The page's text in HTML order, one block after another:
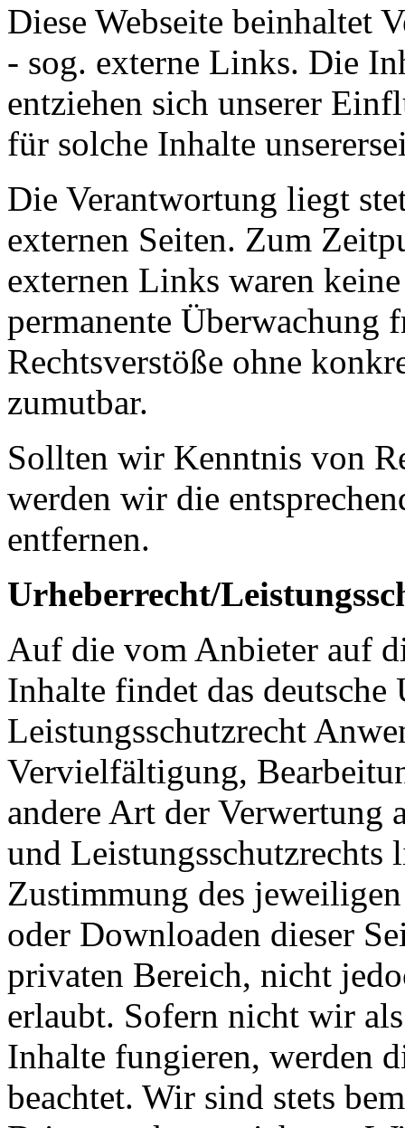
Diese Webseite beinhaltet
- sog. externe Links. Die
entziehen sich unserer
für solche Inhalte
Die Verantwortung liegt
externen Seiten. Zum
externen Links waren
permanente Überwachung
Rechtsverstöße ohne
zumutbar.
Sollten wir Kenntnis von
werden wir die
entfernen.
Urheberrecht/
Auf die vom Anbieter auf
Inhalte findet das deutsche
Leistungsschutzrecht
Vervielfältigung,
andere Art der Verwertung
und Leistungsschutzrechts
Zustimmung des
oder Downloaden dieser
privaten Bereich, nicht
erlaubt. Sofern nicht wir
Inhalte fungieren, werden
beachtet. Wir sind stets